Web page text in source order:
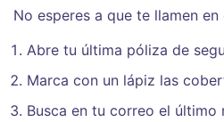
No esperes a que te llamen
Abre tu última póliza de
Marca con un lápiz las
Busca en tu correo el